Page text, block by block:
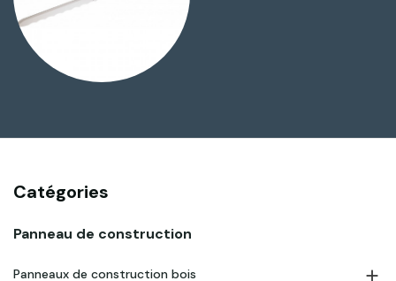
Catégories
Panneau de construction
Panneaux de construction bois 